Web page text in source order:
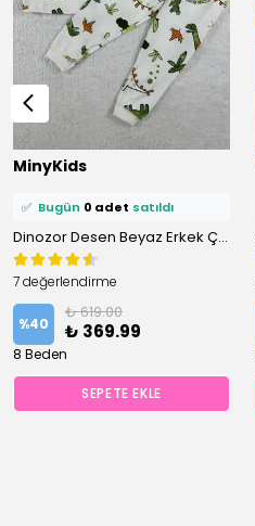
MinyKids
⭐️ Bu ürünü1 kişifavoriledi!
1 kişi
✅ Bugün 0 adet satıldı
Dinozor Desen Beyaz Erkek Çocuk Pijama Takım
7 değerlendirme
%40
₺ 619.00
₺ 369.99
8 Beden
SEPETE EKLE